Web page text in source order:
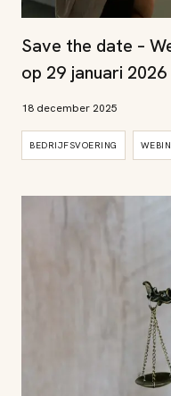
Save the date –
op 29 januari 2026
18 december 2025
BEDRIJFSVOERING